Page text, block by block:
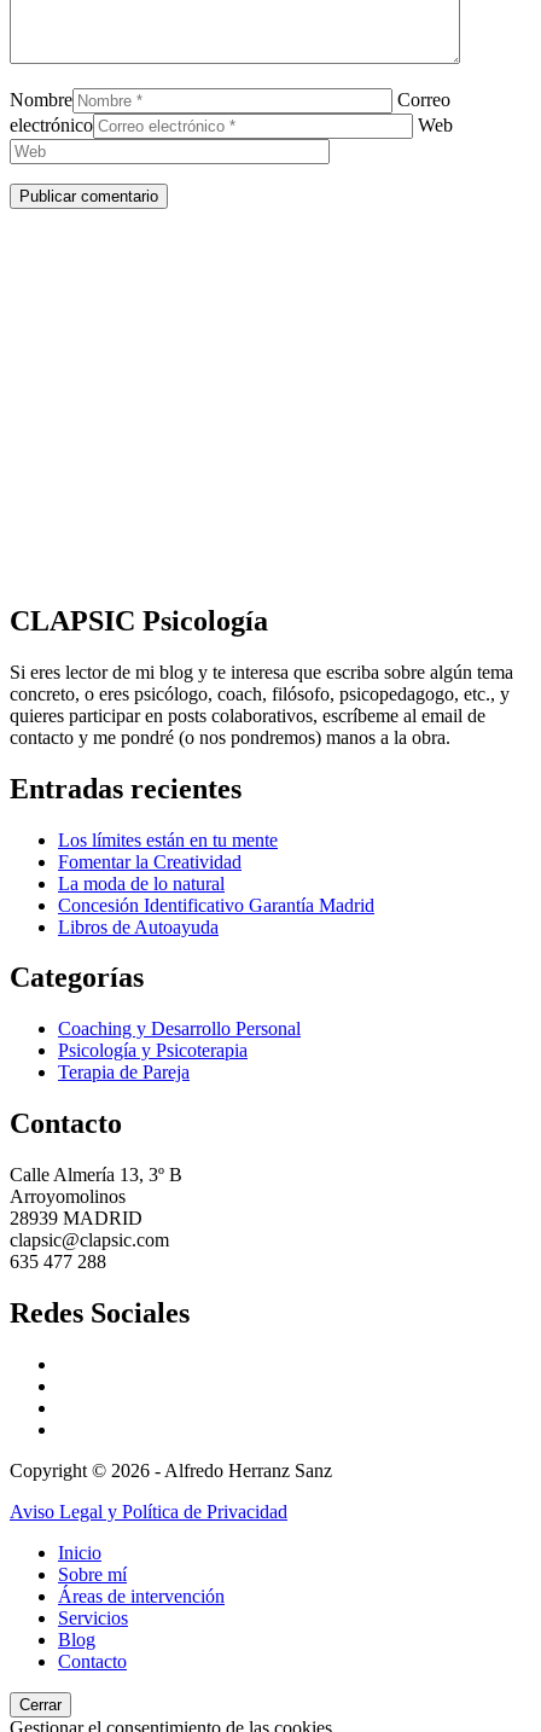
Nombre
Correo
electrónico
Web
CLAPSIC Psicología
Si eres lector de mi blog y te interesa que escriba sobre algún tema
concreto, o eres psicólogo, coach, filósofo, psicopedagogo, etc., y
quieres participar en posts colaborativos, escríbeme al email de
contacto y me pondré (o nos pondremos) manos a la obra.
Entradas recientes
Los límites están en tu mente
Fomentar la Creatividad
La moda de lo natural
Concesión Identificativo Garantía Madrid
Libros de Autoayuda
Categorías
Coaching y Desarrollo Personal
Psicología y Psicoterapia
Terapia de Pareja
Contacto
Calle Almería 13, 3º B
Arroyomolinos
28939 MADRID
clapsic@clapsic.com
635 477 288
Redes Sociales
Copyright © 2026 - Alfredo Herranz Sanz
Aviso Legal y Política de Privacidad
Inicio
Sobre mí
Áreas de intervención
Servicios
Blog
Contacto
Cerrar
Gestionar el consentimiento de las cookies